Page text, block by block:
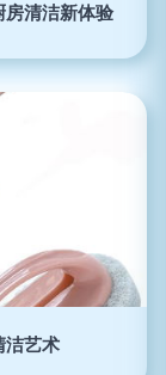
清洁新体验
洁艺术